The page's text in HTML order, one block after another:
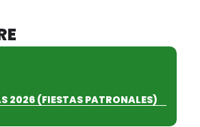
2026 (FIESTAS PATRONALES)